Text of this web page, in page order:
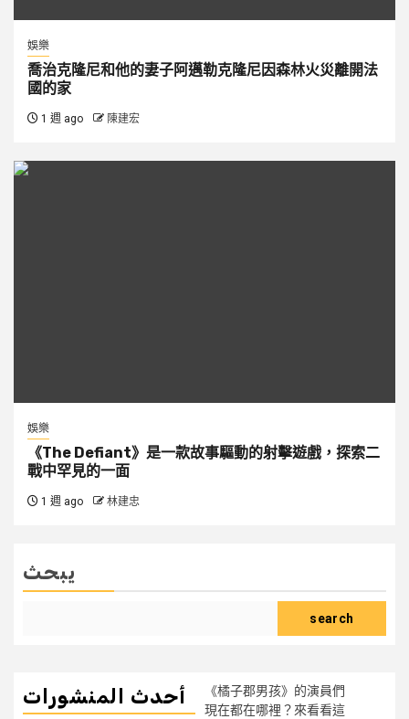
娛樂
喬治克隆尼和他的妻子阿邁勒克隆尼因森林火災離開法
國的家
1 週 ago 陳建宏
娛樂
《The Defiant》是一款故事驅動的射擊遊戲，探索二
戰中罕見的一面
1 週 ago 林建忠
يبحث
search
أحدث المنشورات
《橘子郡男孩》的演員們
現在都在哪裡？來看看這